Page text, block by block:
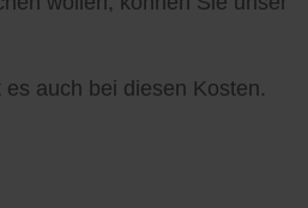
auch bei diesen Kosten.